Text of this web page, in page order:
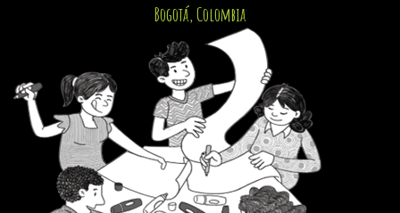
Bogotá, Colombia